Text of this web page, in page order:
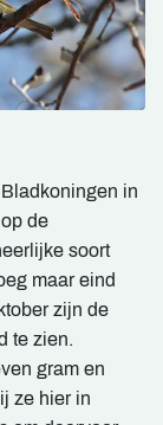
in
de
soort
maar eind
zijn de
te zien.
gram en
ze hier in